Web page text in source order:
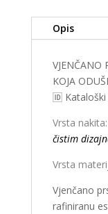
Opis
VJENČANO
KOJA
🆔
Vrsta nakita:
čistim
Vrsta
Vjenčano
rafiniranu